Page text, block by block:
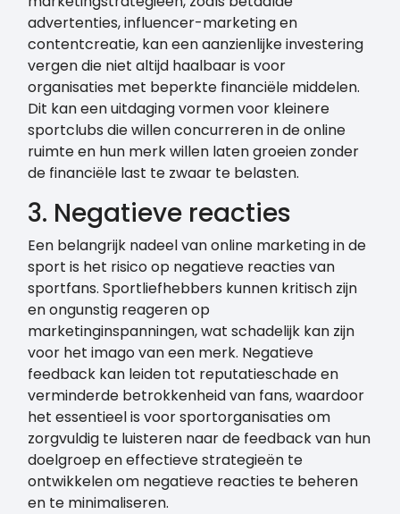
advertenties, influencer-marketing en
contentcreatie, kan een aanzienlijke investering
vergen die niet altijd haalbaar is voor
organisaties met beperkte financiële middelen.
Dit kan een uitdaging vormen voor kleinere
sportclubs die willen concurreren in de online
ruimte en hun merk willen laten groeien zonder
de financiële last te zwaar te belasten.
3. Negatieve reacties
Een belangrijk nadeel van online marketing in de
sport is het risico op negatieve reacties van
sportfans. Sportliefhebbers kunnen kritisch zijn
en ongunstig reageren op
marketinginspanningen, wat schadelijk kan zijn
voor het imago van een merk. Negatieve
feedback kan leiden tot reputatieschade en
verminderde betrokkenheid van fans, waardoor
het essentieel is voor sportorganisaties om
zorgvuldig te luisteren naar de feedback van hun
doelgroep en effectieve strategieën te
ontwikkelen om negatieve reacties te beheren
en te minimaliseren.